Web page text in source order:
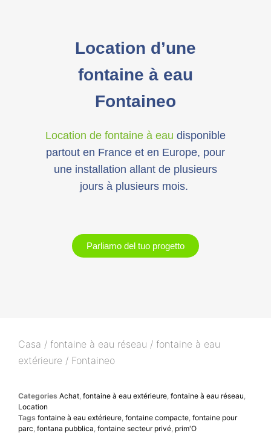
Location d’une
fontaine à eau
Fontaineo
Location de fontaine à eau disponible
partout en France et en Europe, pour
une installation allant de plusieurs
jours à plusieurs mois.
Parliamo del tuo progetto
Casa / fontaine à eau réseau / fontaine à eau
extérieure / Fontaineo
Categories Achat fontaine à eau extérieure fontaine à eau réseau
Location
Tags fontaine à eau extérieure fontaine compacte fontaine pour
parc fontana pubblica fontaine secteur privé prim'O